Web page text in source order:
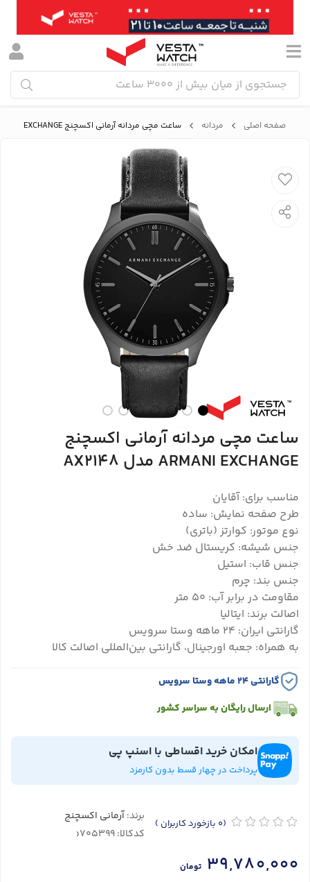
صفحه اصلی مردانه ساعت مچی مردانه آرمانی اکسچنج ARMANI EXCHANGE مدل AX2148
ساعت مچی مردانه آرمانی اکسچنج
ARMANI EXCHANGE مدل AX2148
مناسب برای: آقایان
طرح صفحه نمایش: ساده
نوع موتور: کوارتز (باتری)
جنس شیشه: کریستال ضد خش
جنس قاب: استیل
جنس بند: چرم
مقاومت در برابر آب: ۵۰ متر
اصالت برند: ایتالیا
گارانتی ایران: ۲۴ ماهه وستا سرویس
به همراه: جعبه اورجینال، گارانتی بین‌المللی اصالت کالا
گارانتی ۲۴ ماهه وستا سرویس
ارسال رایگان به سراسر کشور
امکان خرید اقساطی با اسنپ پی
پرداخت در چهار قسط بدون کارمزد
(0 بازخورد کاربران ) برند:آرمانی اکسچنج
کدکالا:
39,780,000 تومان